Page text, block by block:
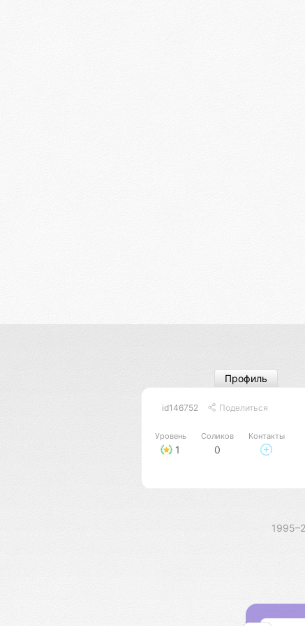
id146752 Поделиться
Уровень
1
Соликов
0
Контакты
Профиль